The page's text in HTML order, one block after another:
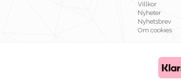
Villkor
Nyheter
Nyhetsbrev
Om cookies